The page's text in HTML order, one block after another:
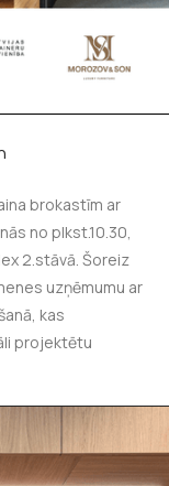
brokastīm ar
no plkst.10.30,
2.stāvā. Šoreiz
uzņēmumu ar
kas
projektētu